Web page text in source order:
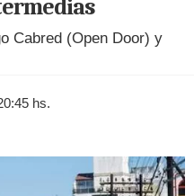
Cabred (Open Door) y
hs.